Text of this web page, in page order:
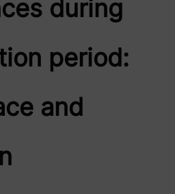
during
period:
and